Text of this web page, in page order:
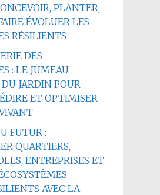
PLANTER,
ÉVOLUER LES
RÉSILIENTS
DES
: LE JUMEAU
JARDIN POUR
ET OPTIMISER
FUTUR :
QUARTIERS,
ENTREPRISES ET
AVEC LA